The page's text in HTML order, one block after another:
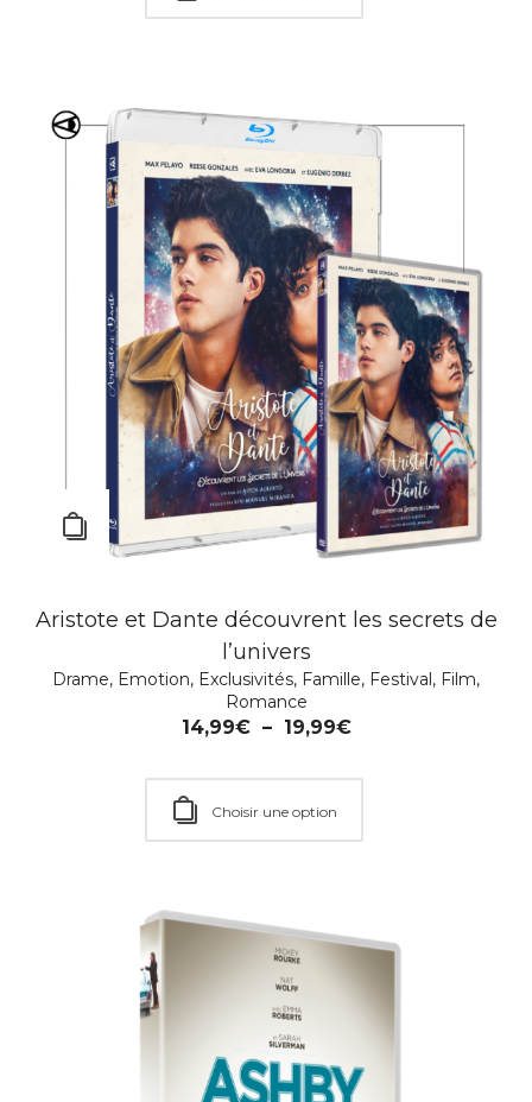
Aristote et Dante découvrent les secrets de
l’univers
Drame, Emotion, Exclusivités, Famille, Festival, Film,
Romance
14,99€ – 19,99€
Choisir une option
Coffret Sheridan – Blu-ray
Culte,Drame ,Emotion,Film
Rupture de stock